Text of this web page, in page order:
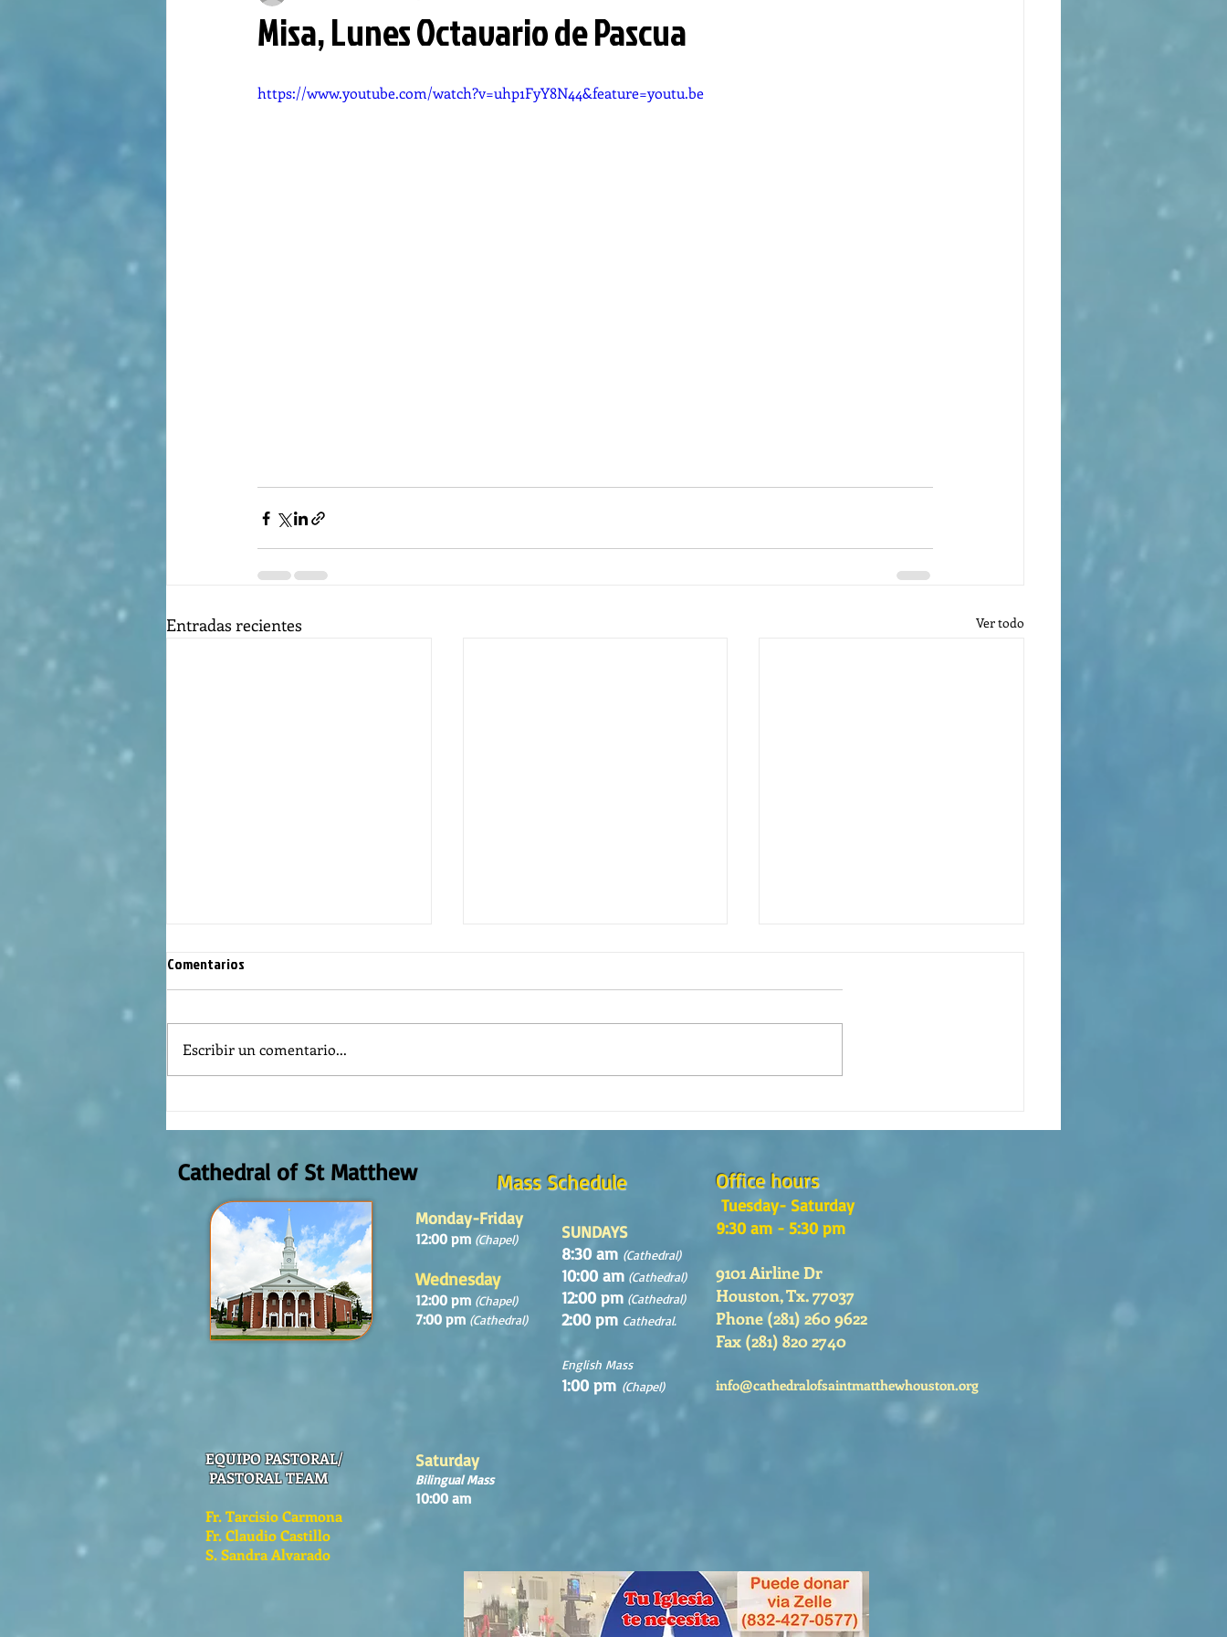
Misa, Lunes Octavario de Pascua
https://www.youtube.com/watch?v=uhp1FyY8N44&feature=youtu.be
Entradas recientes Ver todo
Domingo Agosto 9, 2026
Sunday August, 9th, 2026
Comentarios
Escribir un comentario...
Cathedral of St Matthew Mass Schedule
Monday-Friday
12:00 pm (Chapel)
Wednesday
12:00 pm (Chapel)
7:00 pm (Cathedral)
SUNDAYS
8:30 am (Cathedral)
10:00 am (Cathedral)
12:00 pm (Cathedral)
2:00 pm Cathedral.
English Mass
1:00 pm (Chapel)
Office hours
Tuesday- Saturday
9:30 am - 5:30 pm
9101 Airline Dr
Houston, Tx. 77037
Phone (281) 260 9622
Fax (281) 820 2740
info@cathedralofsaintmatthewhouston.org
EQUIPO PASTORAL/
PASTORAL TEAM
Fr. Tarcisio Carmona
Fr. Claudio Castillo
S. Sandra Alvarado
Saturday
Bilingual Mass
10:00 am